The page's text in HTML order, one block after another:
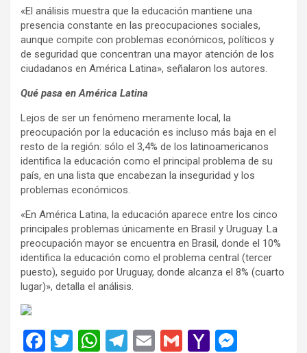
«El análisis muestra que la educación mantiene una
presencia constante en las preocupaciones sociales,
aunque compite con problemas económicos, políticos y
de seguridad que concentran una mayor atención de los
ciudadanos en América Latina», señalaron los autores.
Qué pasa en América Latina
Lejos de ser un fenómeno meramente local, la
preocupación por la educación es incluso más baja en el
resto de la región: sólo el 3,4% de los latinoamericanos
identifica la educación como el principal problema de su
país, en una lista que encabezan la inseguridad y los
problemas económicos.
«En América Latina, la educación aparece entre los cinco
principales problemas únicamente en Brasil y Uruguay. La
preocupación mayor se encuentra en Brasil, donde el 10%
identifica la educación como el problema central (tercer
puesto), seguido por Uruguay, donde alcanza el 8% (cuarto
lugar)», detalla el análisis.
F
T
W T
E
G
Y